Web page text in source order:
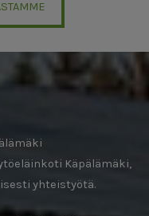
Käpälämäki,
yhteistyötä.